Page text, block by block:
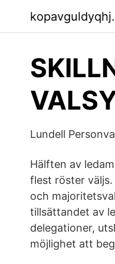
Lundell
Hälften av
flest röster
och
tillsättandet av
delegationer,
möjlighet att